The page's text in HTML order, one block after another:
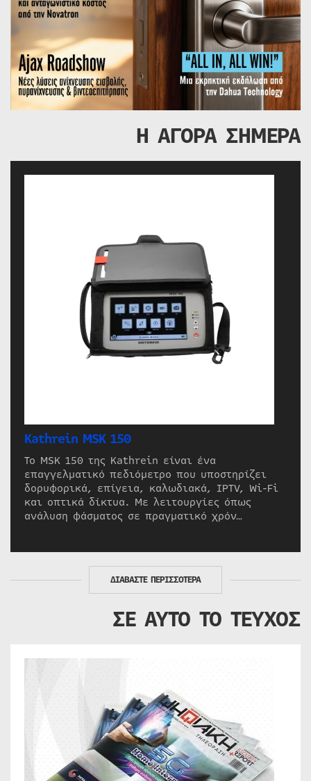
Η ΑΓΟΡΑ ΣΗΜΕΡΑ
Kathrein MSK 150
Το MSK 150 της Kathrein είναι ένα
επαγγελματικό πεδιόμετρο που υποστηρίζει
δορυφορικά, επίγεια, καλωδιακά, IPTV, Wi-Fi
και οπτικά δίκτυα. Με λειτουργίες όπως
ανάλυση φάσματος σε πραγματικό χρόν…
ΔΙΑΒΑΣΤΕ ΠΕΡΙΣΣΟΤΕΡΑ
ΣΕ ΑΥΤΟ ΤΟ ΤΕΥΧΟΣ